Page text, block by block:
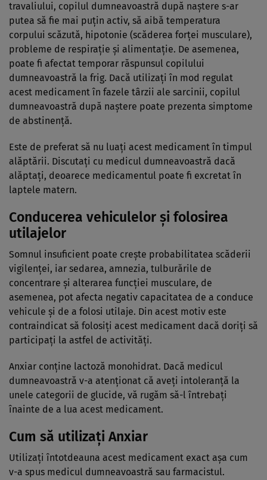
travaliului, copilul dumneavoastră după naştere s-ar
putea să fie mai puţin activ, să aibă temperatura
corpului scăzută, hipotonie (scăderea forţei musculare),
probleme de respiraţie şi alimentaţie. De asemenea,
poate fi afectat temporar răspunsul copilului
dumneavoastră la frig. Dacă utilizaţi în mod regulat
acest medicament în fazele târzii ale sarcinii, copilul
dumneavoastră după naştere poate prezenta simptome
de abstinenţă.
Este de preferat să nu luaţi acest medicament în timpul
alăptării. Discutaţi cu medicul dumneavoastră dacă
alăptaţi, deoarece medicamentul poate fi excretat în
laptele matern.
Conducerea vehiculelor şi folosirea
utilajelor
Somnul insuficient poate creşte probabilitatea scăderii
vigilenţei, iar sedarea, amnezia, tulburările de
concentrare şi alterarea funcţiei musculare, de
asemenea, pot afecta negativ capacitatea de a conduce
vehicule şi de a folosi utilaje. Din acest motiv este
contraindicat să folosiţi acest medicament dacă doriţi să
participaţi la astfel de activităţi.
Anxiar conţine lactoză monohidrat. Dacă medicul
dumneavoastră v-a atenţionat că aveţi intoleranţă la
unele categorii de glucide, vă rugăm să-l întrebaţi
înainte de a lua acest medicament.
Cum să utilizați Anxiar
Utilizaţi întotdeauna acest medicament exact aşa cum
v-a spus medicul dumneavoastră sau farmacistul.